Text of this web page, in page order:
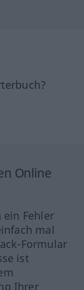
Online
ein Fehler
mal
Formular
ist
Ihrer